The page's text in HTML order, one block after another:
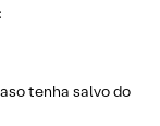
tenha salvo do